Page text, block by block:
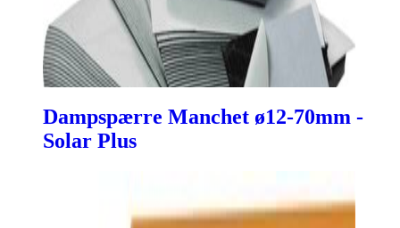
Dampspærre Manchet ø12-70mm -
Solar Plus